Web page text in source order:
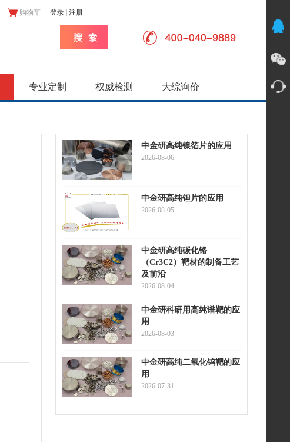
购物车 登录 注册
专业定制 权威检测 大综询价
中金研高纯镍箔片的应用
2026-08-06
中金研高纯钽片的应用
2026-08-05
中金研高纯碳化铬
（Cr3C2）靶材的制备工艺
及前沿
2026-08-04
中金研科研用高纯谱靶的应
用
2026-08-03
中金研高纯二氧化钨靶的应
用
2026-07-31